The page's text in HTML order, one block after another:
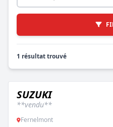
1 résultat trouvé
OCCASION
SUZUKI
**vendu**
Fernelmont